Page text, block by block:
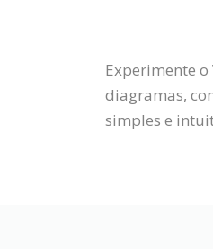
Experimente
diagramas,
simples e